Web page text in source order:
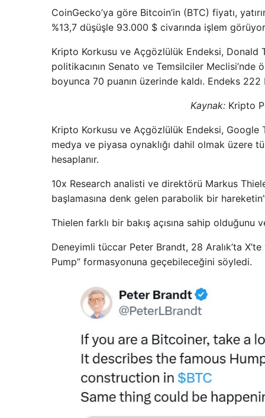
CoinGecko’ya göre Bitcoin’in (BTC) fiyatı,
%13,7 düşüşle 93.000 $ civarında işlem
Kripto Korkusu ve Açgözlülük Endeksi, Donald
politikacının Senato ve Temsilciler Meclisi’nde
boyunca 70 puanın üzerinde kaldı. Endeks 222
Kaynak: Kripto
Kripto Korkusu ve Açgözlülük Endeksi,
medya ve piyasa oynaklığı dahil olmak üzere
hesaplanır.
10x Research analisti ve direktörü Markus
başlamasına denk gelen parabolik bir
Thielen farklı bir bakış açısına sahip olduğunu
Deneyimli tüccar Peter Brandt, 28 Aralık’ta
Pump” formasyonuna geçebileceğini söyledi.